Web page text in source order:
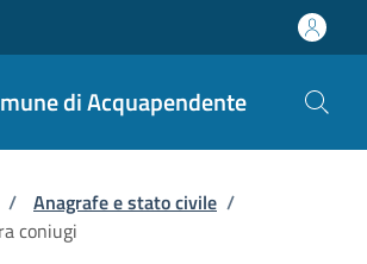
di Acquapendente
pane
/ Anagrafe e stato civile /
coniugi